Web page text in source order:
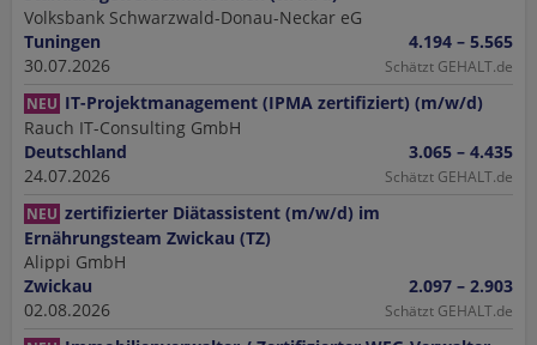
Volksbank Schwarzwald-Donau-Neckar eG
Tuningen
30.07.2026
4.194 – 5.565
Schätzt GEHALT.de
NEU IT-Projektmanagement (IPMA zertifiziert) (m/w/d)
Rauch IT-Consulting GmbH
Deutschland
24.07.2026
3.065 – 4.435
Schätzt GEHALT.de
NEU zertifizierter Diätassistent (m/w/d) im
Ernährungsteam Zwickau (TZ)
Alippi GmbH
Zwickau
02.08.2026
2.097 – 2.903
Schätzt GEHALT.de